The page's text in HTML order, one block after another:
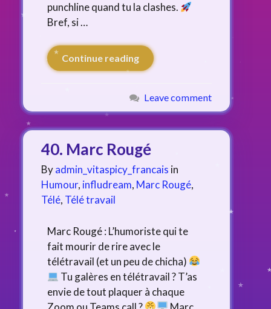
punchline quand tu la clashes.
Bref, si …
Continue reading
Leave comment
40. Marc Rougé
Byadmin_vitaspicy_francais in
Humour, infludream, Marc Rougé,
Télé, Télé travail
Marc Rougé : L’humoriste qui te
fait mourir de rire avec le
télétravail (et un peu de chicha)
Tu galères en télétravail ? T’as
envie de tout plaquer à chaque